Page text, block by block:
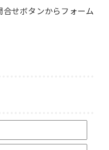
せボタンからフォーム